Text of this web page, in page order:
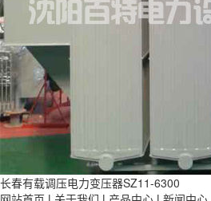
长春有载调压电力变压器SZ11-6300